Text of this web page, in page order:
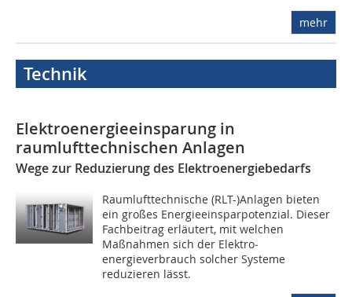
mehr
Technik
Elektroenergieeinsparung in
raumlufttechnischen Anlagen
Wege zur Reduzierung des Elektroenergiebedarfs
Raumlufttechnische (RLT-)Anlagen bieten
ein großes Energieeinsparpotenzial. Dieser
Fachbeitrag erläutert, mit welchen
Maßnahmen sich der Elektro­
energieverbrauch solcher Systeme
reduzieren lässt.